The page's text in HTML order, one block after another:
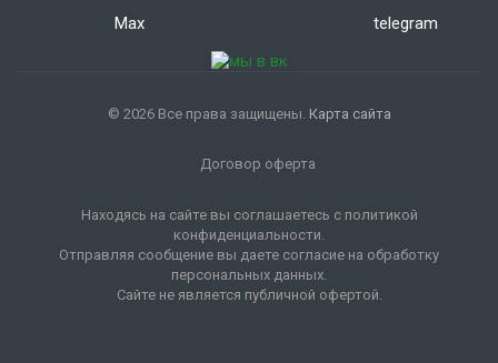
Max telegram
© 2026 Все права защищены. Карта сайта
Договор оферта
Находясь на сайте вы соглашаетесь с политикой
конфиденциальности.
Отправляя сообщение вы даете согласие на обработку
персональных данных.
Сайте не является публичной офертой.